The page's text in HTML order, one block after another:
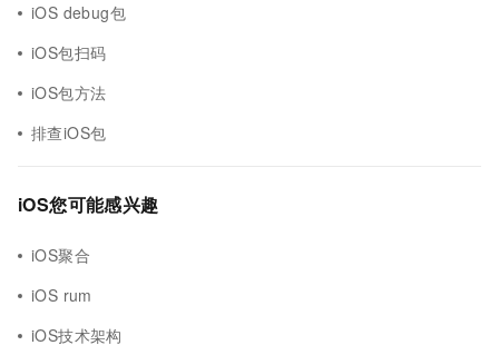
iOS debug包
iOS包扫码
iOS包方法
排查iOS包
iOS您可能感兴趣
iOS聚合
iOS rum
iOS技术架构